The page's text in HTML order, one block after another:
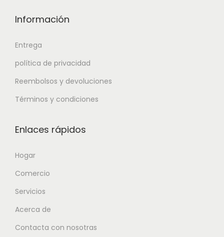
Información
Entrega
política de privacidad
Reembolsos y devoluciones
Términos y condiciones
Enlaces rápidos
Hogar
Comercio
Servicios
Acerca de
Contacta con nosotras